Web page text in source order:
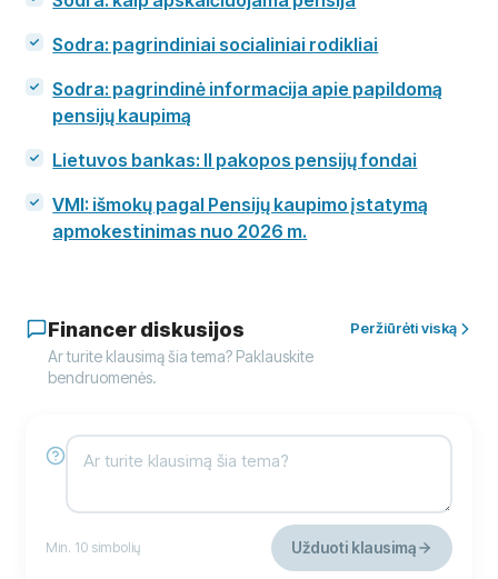
Sodra: pagrindiniai socialiniai rodikliai
Sodra: pagrindinė informacija apie papildomą
pensijų kaupimą
Lietuvos bankas: II pakopos pensijų fondai
VMI: išmokų pagal Pensijų kaupimo įstatymą
apmokestinimas nuo 2026 m.
Financer diskusijos
Ar turite klausimą šia tema? Paklauskite
bendruomenės.
Peržiūrėti viską
Min. 10 simbolių Užduoti klausimą